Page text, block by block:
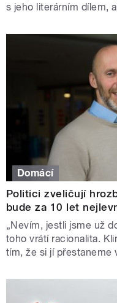
s jeho literárním dílem,
Domácí
Politici zveličují
bude za 10 let
„Nevím, jestli jsme už
toho vrátí racionalita.
tím, že si jí přestaneme